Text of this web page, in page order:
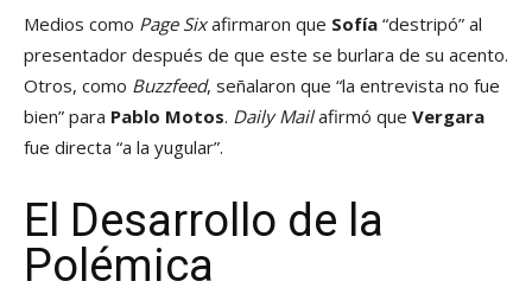
Medios como Page Sixafirmaron que Sofía “destripó” al
presentador después de que este se burlara de su acento.
Otros, como Buzzfeed, señalaron que “la entrevista no fue
bien” para Pablo Motos. Daily Mailafirmó que Vergara
fue directa “a la yugular”.
El Desarrollo de la
Polémica